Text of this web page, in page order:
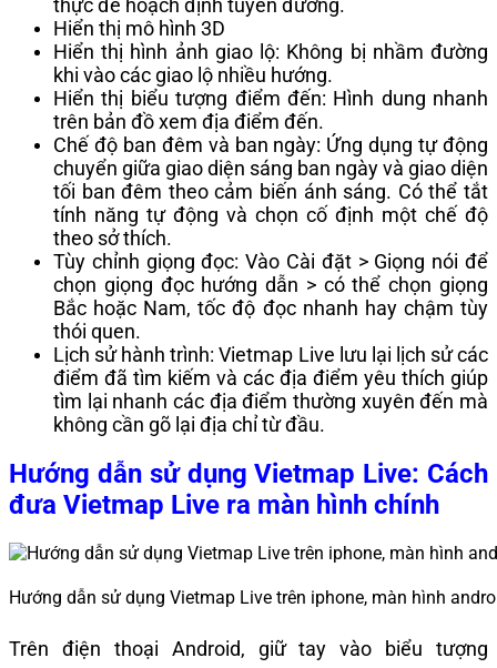
thực để hoạch định tuyến đường.
Hiển thị mô hình 3D
Hiển thị hình ảnh giao lộ: Không bị nhầm đường
khi vào các giao lộ nhiều hướng.
Hiển thị biểu tượng điểm đến: Hình dung nhanh
trên bản đồ xem địa điểm đến.
Chế độ ban đêm và ban ngày: Ứng dụng tự động
chuyển giữa giao diện sáng ban ngày và giao diện
tối ban đêm theo cảm biến ánh sáng. Có thể tắt
tính năng tự động và chọn cố định một chế độ
theo sở thích.
Tùy chỉnh giọng đọc: Vào Cài đặt > Giọng nói để
chọn giọng đọc hướng dẫn > có thể chọn giọng
Bắc hoặc Nam, tốc độ đọc nhanh hay chậm tùy
thói quen.
Lịch sử hành trình: Vietmap Live lưu lại lịch sử các
điểm đã tìm kiếm và các địa điểm yêu thích giúp
tìm lại nhanh các địa điểm thường xuyên đến mà
không cần gõ lại địa chỉ từ đầu.
Hướng dẫn sử dụng Vietmap Live: Cách
đưa Vietmap Live ra màn hình chính
Hướng dẫn sử dụng Vietmap Live trên iphone, màn hình
Trên điện thoại Android, giữ tay vào biểu tượng